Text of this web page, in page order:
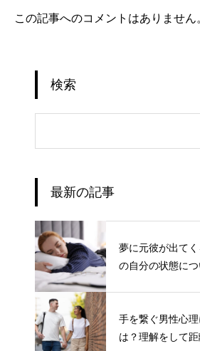
この記事へのコメントはありません
検索
最新の記事
夢に元彼が出て
の自分の状態に
手を繋ぐ男性心
は？理解をして距